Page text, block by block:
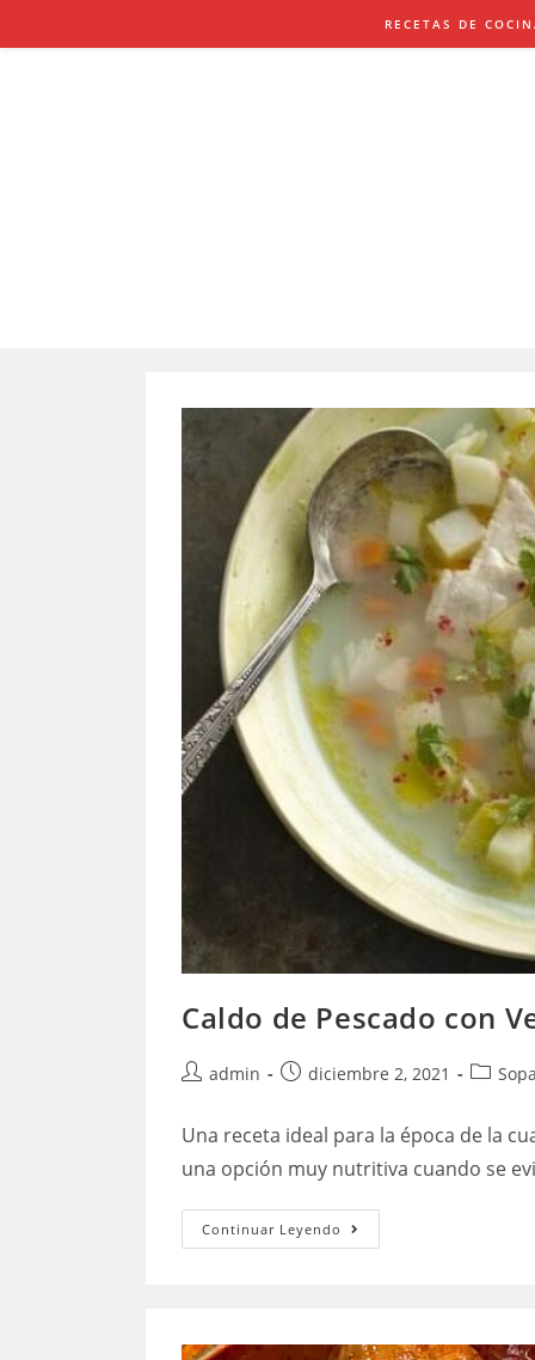
al
RECETAS DE
Caldo de Pescado con
Autor
la
entrada:
admin
Publicación
la
entrada:
diciembre 2, 2021
la
Una receta ideal para la época de la
una opción muy nutritiva cuando se
Continuar Leyendo
de
Verduras